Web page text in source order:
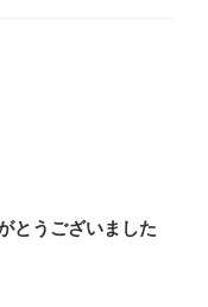
とうございました